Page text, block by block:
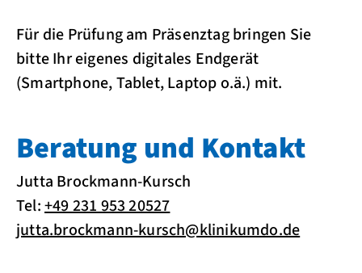
Für die Prüfung am Präsenztag bringen Sie
bitte Ihr eigenes digitales Endgerät
(Smartphone, Tablet, Laptop o.ä.) mit.
Beratung und Kontakt
Jutta Brockmann-Kursch
Tel:+49 231 953 20527
jutta.brockmann-kursch@klinikumdo.de